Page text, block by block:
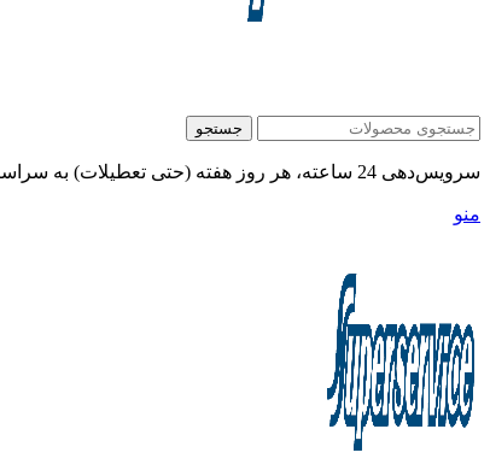
جستجو
سرویس‌دهی 24 ساعته، هر روز هفته (حتی تعطیلات) به سراسر ایران:
منو